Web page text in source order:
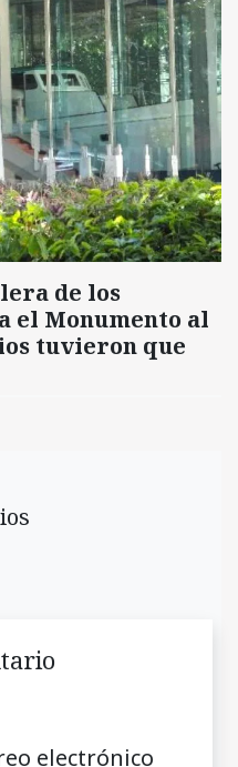
de los
el Monumento al
tuvieron que
electrónico